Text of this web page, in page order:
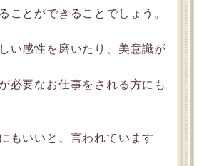
ことができることでしょう。
い感性を磨いたり、美意識が
必要なお仕事をされる方にも
もいいと、言われています